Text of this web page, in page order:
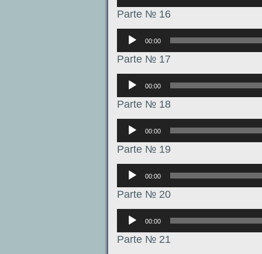
Parte № 16
Аудиоплеер
00:00
Parte № 17
Аудиоплеер
00:00
Parte № 18
Аудиоплеер
00:00
Parte № 19
Аудиоплеер
00:00
Parte № 20
Аудиоплеер
00:00
Parte № 21